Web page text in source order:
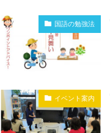
国語の勉強法
イベント案内